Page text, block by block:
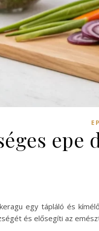
egy tápláló és
és elősegíti az